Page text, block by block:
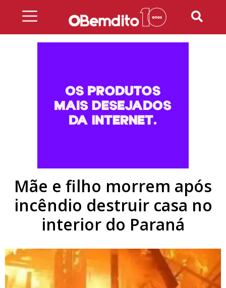
Mãe e filho morrem após
incêndio destruir casa no
interior do Paraná